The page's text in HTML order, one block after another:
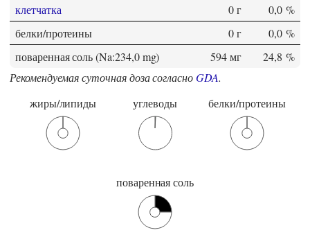
клетчатка
0 г
0,0 %
белки/протеины
0 г
0,0 %
поваренная соль (Na:234,0 mg)
594 мг
24,8 %
Рекомендуемая суточная доза согласноGDA.
жиры/липиды
углеводы белки/протеины
поваренная соль